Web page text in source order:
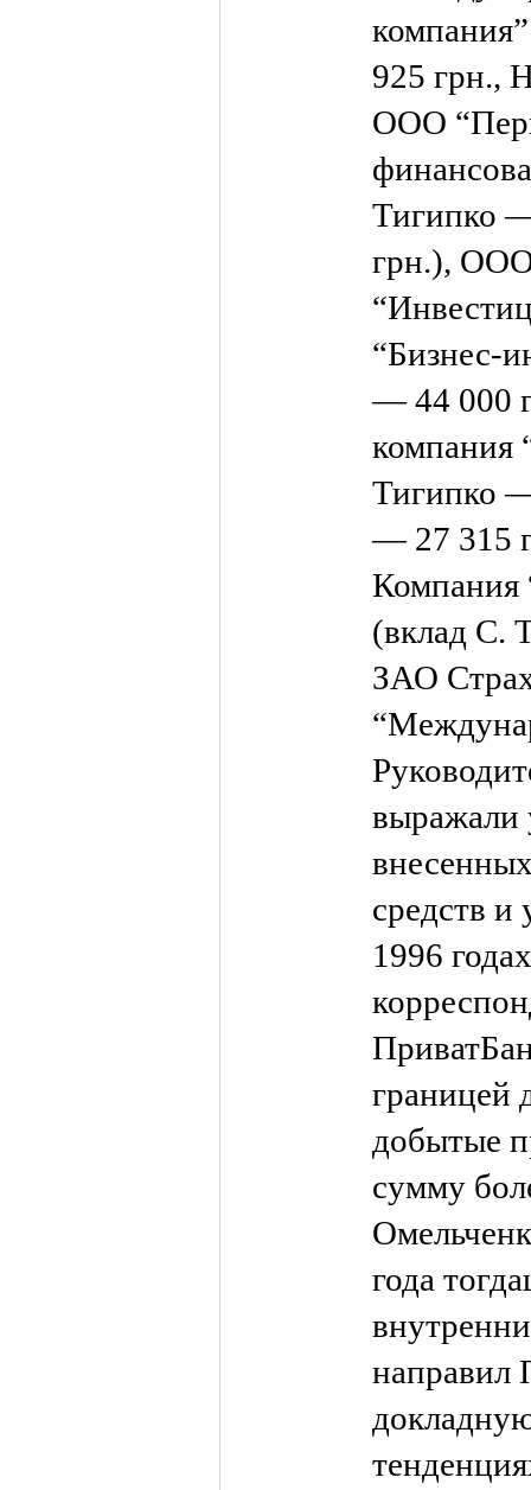
925 грн.,
ООО
Тигипко
грн.),
“Бизнес-
— 44 000
компания
Тигипко
— 27 315
(вклад С.
ЗАО
выражали
средств и
1996
границей
добытые
сумму
года
направил